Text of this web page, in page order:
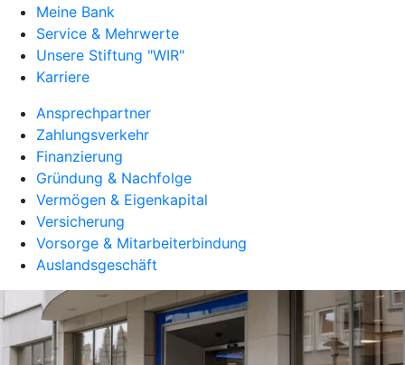
Meine Bank
Service & Mehrwerte
Unsere Stiftung "WIR"
Karriere
Ansprechpartner
Zahlungsverkehr
Finanzierung
Gründung & Nachfolge
Vermögen & Eigenkapital
Versicherung
Vorsorge & Mitarbeiterbindung
Auslandsgeschäft